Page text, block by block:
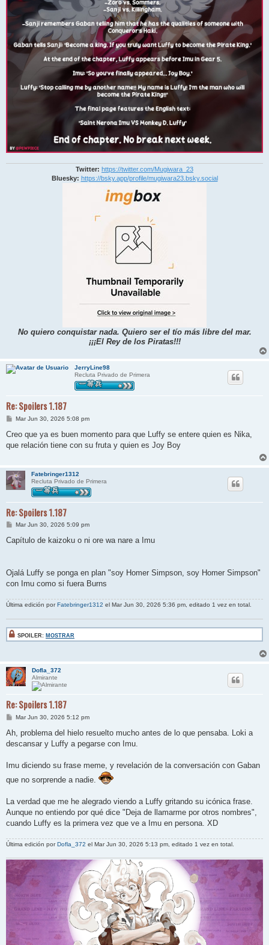
Twitter: https://twitter.com/Mugiwara_23
Bluesky: https://bsky.app/profile/mugiwara23.bsky.social
No quiero conquistar nada. Quiero ser el tío más libre del mar.
¡¡¡El Rey de los Piratas!!!
JerryLine98
Recluta Privado de Primera
Re: Spoilers 1.187
M
n
a
Mar Jun 30, 2026 5:08 pm
Creo que ya es buen momento para que Luffy se entere quien es Nika,
que relación tiene con su fruta y quien es Joy Boy
Fatebringer1312
Recluta Privado de Primera
Re: Spoilers 1.187
M
n
s
Mar Jun 30, 2026 5:09 pm
Capítulo de kaizoku o ni ore wa nare a Imu
Ojalá Luffy se ponga en plan "soy Homer Simpson, soy Homer Simpson"
con Imu como si fuera Burns
Última edición por Fatebringer1312 el Mar Jun 30, 2026 5:36 pm, editado 1 vez en total.
SPOILER: MOSTRAR
Dofla_372
Almirante
Re: Spoilers 1.187
M
n
a
Mar Jun 30, 2026 5:12 pm
Ah, problema del hielo resuelto mucho antes de lo que pensaba. Loki a
descansar y Luffy a pegarse con Imu.
Imu diciendo su frase meme, y revelación de la conversación con Gaban
que no sorprende a nadie.
La verdad que me he alegrado viendo a Luffy gritando su icónica frase.
Aunque no entiendo por qué dice "Deja de llamarme por otros nombres",
cuando Luffy es la primera vez que ve a Imu en persona. XD
Última edición porDofla_372 el Mar Jun 30, 2026 5:13 pm, editado 1 vez en total.